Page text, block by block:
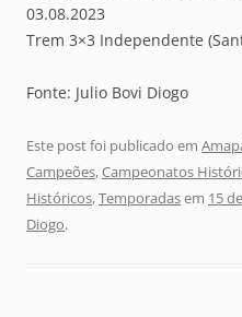
03.08.2023
Trem 3×3 Independente
Fonte: Julio Bovi Diogo
Este post foi publicado em
Campeões,Campeonatos
Históricos,Temporadasem 15
Diogo.